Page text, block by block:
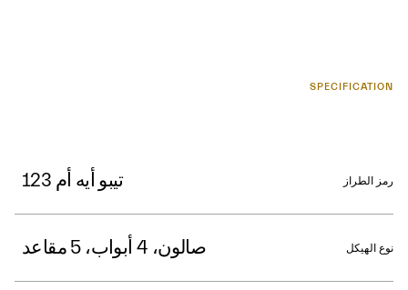
SPECIFICATION
رمز الطراز تيبو أيه أم 123
نوع الهيكل صالون، 4 أبواب، 5 مقاعد